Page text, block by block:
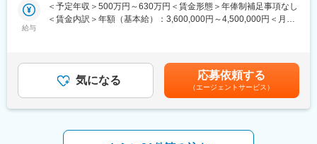
社部門（マネージャー、研修部門など）へのキャリアチェンジ」
など幅広いキャリアプランがあります。また、弊社のマネージャ
将来のキャリアに関してサポートをしていきます。
《職種に関して》
■MRとは主に医師や薬剤師等へ、担当製品の情報提供を行いま
す。担当施設の患者様に応じた情報提供や、担当製品の処方後の
ます。
これまでの経験を活かして新たなフィールドで活躍したい方を歓
■夜勤なし！日勤・土日祝休みで働き方改善・ワークライフバラン
スの両立が叶う！
■明確な評価制度あり！自身の成果や頑張りが客観的に評価され、
年収に反映されます。また、在籍年数が増えると永年勤続報奨金
努力がきちんと報われる報酬制度になっています。
給与
＜予定年収＞500万円～630万円＜賃金形態＞年俸制補足事項なし
＜賃金内訳＞年額（基本給）：3,600,000円～4,500,000円＜月額
四半期一時金：10万円（四半期に1回、10万円程度支給）※ただし
支給条件有。他、永続勤務報奨金（3年勤務5万円支給、5年勤務
10万円…）ございます。賃金はあくまでも目安の金額であり、選
考を通じて上下する可能性があります。月給(月額)は固定手当を含
気になる 応募依頼する
（エージェントサービス）